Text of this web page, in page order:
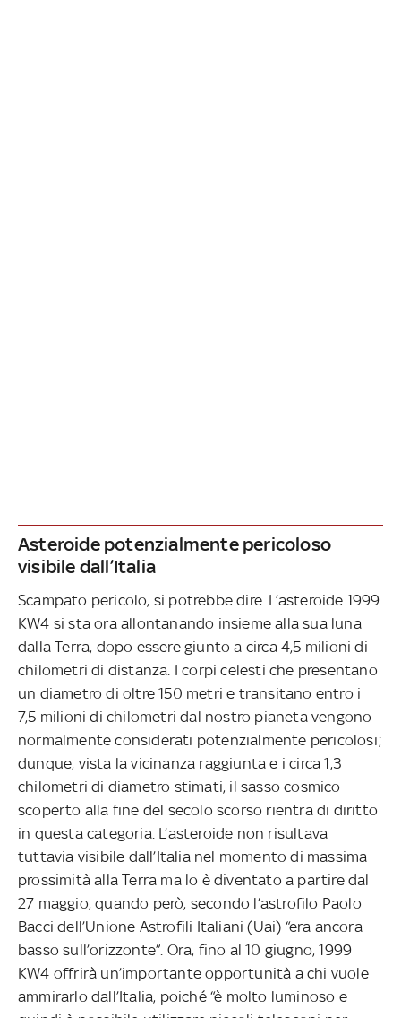
Asteroide potenzialmente pericoloso
visibile dall’Italia
Scampato pericolo, si potrebbe dire. L’asteroide 1999
KW4 si sta ora allontanando insieme alla sua luna
dalla Terra, dopo essere giunto a circa 4,5 milioni di
chilometri di distanza. I corpi celesti che presentano
un diametro di oltre 150 metri e transitano entro i
7,5 milioni di chilometri dal nostro pianeta vengono
normalmente considerati potenzialmente pericolosi;
dunque, vista la vicinanza raggiunta e i circa 1,3
chilometri di diametro stimati, il sasso cosmico
scoperto alla fine del secolo scorso rientra di diritto
in questa categoria. L’asteroide non risultava
tuttavia visibile dall’Italia nel momento di massima
prossimità alla Terra ma lo è diventato a partire dal
27 maggio, quando però, secondo l’astrofilo Paolo
Bacci dell’Unione Astrofili Italiani (Uai) “era ancora
basso sull’orizzonte”. Ora, fino al 10 giugno, 1999
KW4 offrirà un’importante opportunità a chi vuole
ammirarlo dall’Italia, poiché “è molto luminoso e